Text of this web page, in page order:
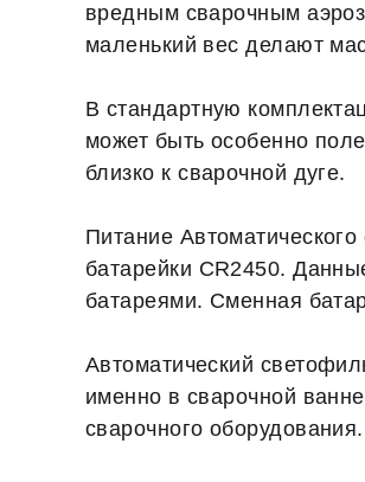
вредным сварочным
маленький вес делают
В стандартную
может быть особенно
близко к сварочной дуге.
Питание
батарейки CR2450.
батареями. Сменная
Автоматический
именно в сварочной
сварочного оборудования.